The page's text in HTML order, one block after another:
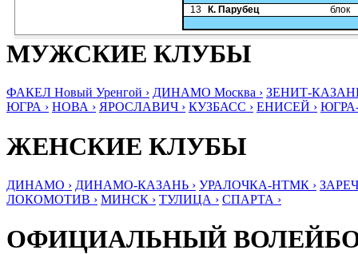
13 К. Парубец блок
МУЖСКИЕ КЛУБЫ
ФАКЕЛ Новый Уренгой › ДИНАМО Москва › ЗЕНИТ-
ЮГРА › НОВА › ЯРОСЛАВИЧ › КУЗБАСС › ЕНИСЕЙ ›
ЖЕНСКИЕ КЛУБЫ
ДИНАМО › ДИНАМО-КАЗАНЬ › УРАЛОЧКА-НТМК ›
ЛОКОМОТИВ › МИНСК › ТУЛИЦА › СПАРТА ›
ОФИЦИАЛЬНЫЙ